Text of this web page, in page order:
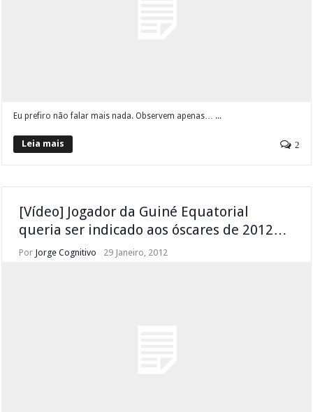
Eu prefiro não falar mais nada. Observem apenas… ...
Leia mais 2
[Vídeo] Jogador da Guiné Equatorial
queria ser indicado aos óscares de 2012…
Por Jorge Cognitivo 29 Janeiro, 2012